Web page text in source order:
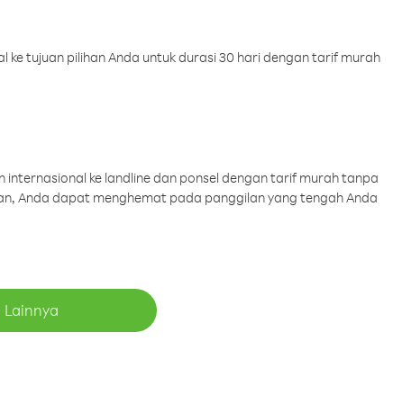
ke tujuan pilihan Anda untuk durasi 30 hari dengan tarif murah
ke landline dan ponsel dengan tarif murah tanpa
Anda dapat menghemat pada panggilan yang tengah Anda
Lainnya